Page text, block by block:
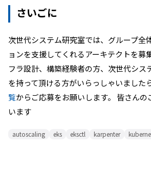
さいごに
次世代システム研究室では、グループ全
ョンを支援してくれるアーキテクトを募
フラ設計、構築経験者の方、次世代シス
を持って頂ける方がいらっしゃいました
覧からご応募をお願いします。 皆さんの
います
autoscaling eks eksctl karpenter